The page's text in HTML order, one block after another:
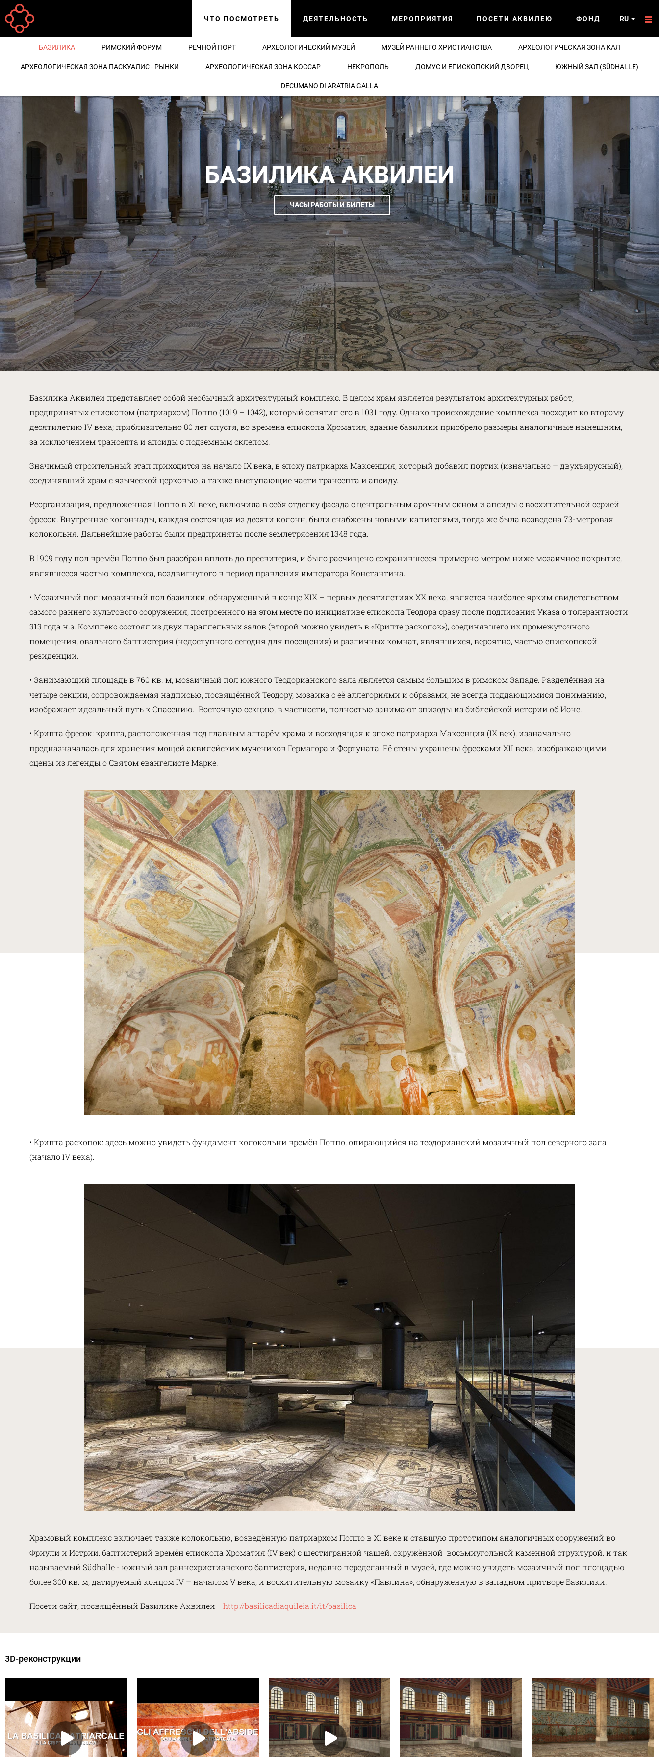
Перейти к основному содержанию
ЧТО ПОСМОТРЕТЬ ДЕЯТЕЛЬНОСТЬ МЕРОПРИЯТИЯ ПОСЕТИ АКВИЛЕЮ ФОНД RU
БАЗИЛИКА РИМСКИЙ ФОРУМ РЕЧНОЙ ПОРТ АРХЕОЛОГИЧЕСКИЙ МУЗЕЙ МУЗЕЙ РАННЕГО ХРИСТИАНСТВА АРХЕОЛОГИЧЕСКАЯ ЗОНА КАЛ
АРХЕОЛОГИЧЕСКАЯ ЗОНА ПАСКУАЛИС - РЫНКИ АРХЕОЛОГИЧЕСКАЯ ЗОНА КОССАР НЕКРОПОЛЬ ДОМУС И ЕПИСКОПСКИЙ ДВОРЕЦ ЮЖНЫЙ ЗАЛ (SÜDHALLE)
DECUMANO DI ARATRIA GALLA
БАЗИЛИКА АКВИЛЕИ
ЧАСЫ РАБОТЫ И БИЛЕТЫ
Базилика Аквилеи представляет собой необычный архитектурный комплекс. В целом храм является результатом архитектурных работ,
предпринятых епископом (патриархом) Поппо (1019 – 1042), который освятил его в 1031 году. Однако происхождение комплекса восходит ко второму
десятилетию IV века; приблизительно 80 лет спустя, во времена епископа Хроматия, здание базилики приобрело размеры аналогичные нынешним,
за исключением трансепта и апсиды с подземным склепом.
Значимый строительный этап приходится на начало IX века, в эпоху патриарха Максенция, который добавил портик (изначально – двухъярусный),
соединявший храм с языческой церковью, а также выступающие части трансепта и апсиду.
Реорганизация, предложенная Поппо в XI веке, включила в себя отделку фасада с центральным арочным окном и апсиды с восхитительной серией
фресок. Внутренние колоннады, каждая состоящая из десяти колонн, были снабжены новыми капителями, тогда же была возведена 73-метровая
колокольня. Дальнейшие работы были предприняты после землетрясения 1348 года.
В 1909 году пол времён Поппо был разобран вплоть до пресвитерия, и было расчищено сохранившееся примерно метром ниже мозаичное покрытие,
являвшееся частью комплекса, воздвигнутого в период правления императора Константина.
• Мозаичный пол: мозаичный пол базилики, обнаруженный в конце XIX – первых десятилетиях XX века, является наиболее ярким свидетельством
самого раннего культового сооружения, построенного на этом месте по инициативе епископа Теодора сразу после подписания Указа о толерантности
313 года н.э. Комплекс состоял из двух параллельных залов (второй можно увидеть в «Крипте раскопок»), соединявшего их промежуточного
помещения, овального баптистерия (недоступного сегодня для посещения) и различных комнат, являвшихся, вероятно, частью епископской
резиденции.
• Занимающий площадь в 760 кв. м, мозаичный пол южного Теодорианского зала является самым большим в римском Западе. Разделённая на
четыре секции, сопровождаемая надписью, посвящённой Теодору, мозаика c её аллегориями и образами, не всегда поддающимися пониманию,
изображает идеальный путь к Спасению. Восточную секцию, в частности, полностью занимают эпизоды из библейской истории об Ионе.
• Крипта фресок: крипта, расположенная под главным алтарём храма и восходящая к эпохе патриарха Максенция (IX век), изаначально
предназначалась для хранения мощей аквилейских мучеников Гермагора и Фортуната. Её стены украшены фресками XII века, изображающими
сцены из легенды о Святом евангелисте Марке.
• Крипта раскопок: здесь можно увидеть фундамент колокольни времён Поппо, опирающийся на теодорианский мозаичный пол северного зала
(начало IV века).
Храмовый комплекс включает также колокольню, возведённую патриархом Поппо в XI веке и ставшую прототипом аналогичных сооружений во
Фриули и Истрии, баптистерий времён епископа Хроматия (IV век) с шестигранной чашей, окружённой восьмиугольной каменной структурой, и так
называемый Südhalle - южный зал раннехристианского баптистерия, недавно переделанный в музей, где можно увидеть мозаичный пол площадью
более 300 кв. м, датируемый концом IV – началом V века, и восхитительную мозаику «Павлина», обнаруженную в западном притворе Базилики.
Посети сайт, посвящённый Базилике Аквилеи http://basilicadiaquileia.it/it/basilica
3D-реконструкции